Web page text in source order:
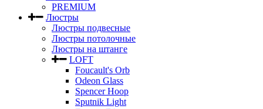
PREMIUM
Люстры
Люстры подвесные
Люстры потолочные
Люстры на штанге
LOFT
Foucault's Orb
Odeon Glass
Spencer Hoop
Sputnik Light